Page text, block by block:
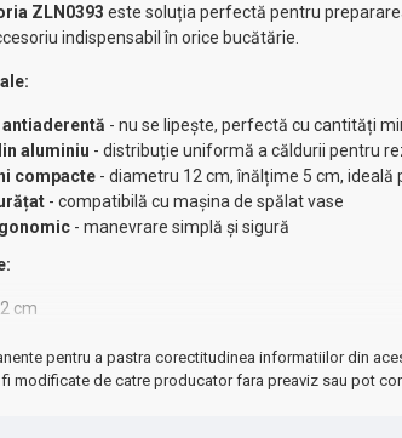
ZLN0393 este soluția perfectă pentru
indispensabil în orice bucătărie.
- nu se lipește, perfectă cu cantități
aluminiu - distribuție uniformă a căldurii pentru
compacte - diametru 12 cm, înălțime 5 cm, ideală
- compatibilă cu mașina de spălat vase
- manevrare simplă și sigură
cm
cu strat antiaderent
Toate tipurile de plite
pentru a pastra corectitudinea informatiilor din
modificate de catre producator fara preaviz sau pot